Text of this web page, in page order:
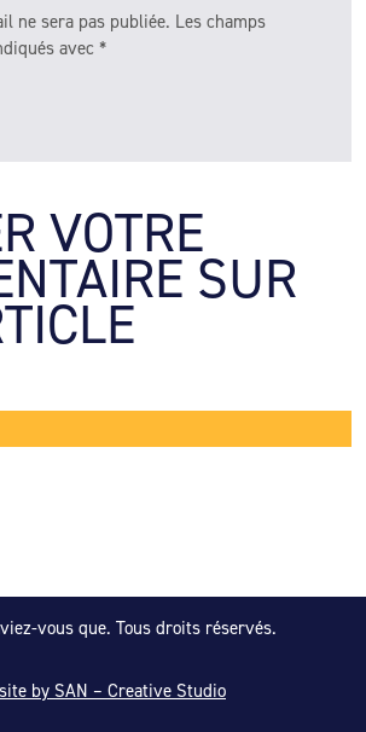
ne sera pas publiée. Les champs
avec *
VOTRE
SUR
vous que. Tous droits réservés.
by SAN – Creative Studio